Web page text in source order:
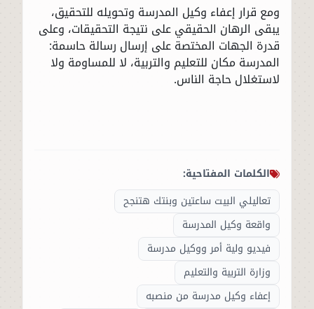
ومع قرار إعفاء وكيل المدرسة وتحويله للتحقيق،
يبقى الرهان الحقيقي على نتيجة التحقيقات، وعلى
قدرة الجهات المختصة على إرسال رسالة حاسمة:
المدرسة مكان للتعليم والتربية، لا للمساومة ولا
لاستغلال حاجة الناس.
الكلمات المفتاحية:
تعاليلي البيت ساعتين وبنتك هتنجح
واقعة وكيل المدرسة
فيديو ولية أمر ووكيل مدرسة
وزارة التربية والتعليم
إعفاء وكيل مدرسة من منصبه